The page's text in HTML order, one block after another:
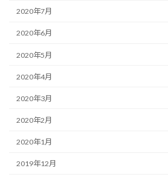
2020年7月
2020年6月
2020年5月
2020年4月
2020年3月
2020年2月
2020年1月
2019年12月